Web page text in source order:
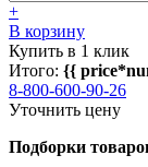
+
В корзину
Купить в 1 клик
Итого: {{
8-800-600-90-26
Уточнить цену
Подборки